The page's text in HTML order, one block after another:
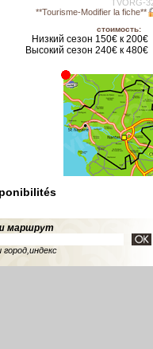
TVORG-
**Tourisme-Modifier la fiche**
стоимость:
Низкий сезон 150€ к 200€
Высокий сезон 240€ к 480€
маршрут
город,индекс